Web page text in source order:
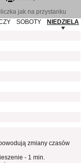
jak na przystanku
SOBOTY
NIEDZIELA
zmiany czasów
- 1 min.